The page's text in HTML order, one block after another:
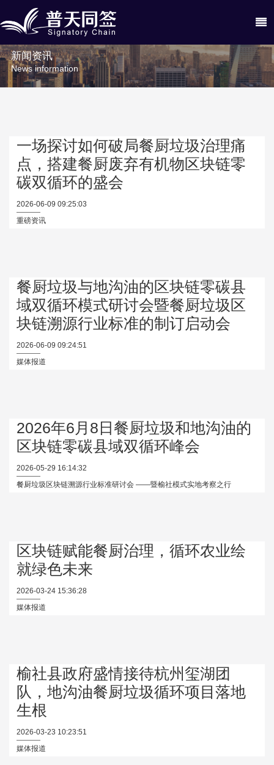
新闻资讯
News information
一场探讨如何破局餐厨垃圾治理痛
点，搭建餐厨废弃有机物区块链零
碳双循环的盛会
2026-06-09 09:25:03
重磅资讯
餐厨垃圾与地沟油的区块链零碳县
域双循环模式研讨会暨餐厨垃圾区
块链溯源行业标准的制订启动会
2026-06-09 09:24:51
媒体报道
2026年6月8日餐厨垃圾和地沟油的
区块链零碳县域双循环峰会
2026-05-29 16:14:32
餐厨垃圾区块链溯源行业标准研讨会 ——暨榆社模式实地考察之行
区块链赋能餐厨治理，循环农业绘
就绿色未来
2026-03-24 15:36:28
媒体报道
榆社县政府盛情接待杭州玺湖团
队，地沟油餐厨垃圾循环项目落地
生根
2026-03-23 10:23:51
媒体报道